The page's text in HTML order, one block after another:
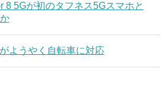
8 5Gが初のタフネス5Gスマホと
ようやく自転車に対応